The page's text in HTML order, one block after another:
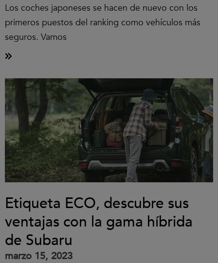
Los coches japoneses se hacen de nuevo con los
primeros puestos del ranking como vehículos más
seguros. Vamos
Etiqueta ECO, descubre sus
ventajas con la gama híbrida
de Subaru
marzo 15, 2023